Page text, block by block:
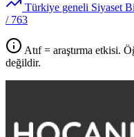
Türkiye geneli Siyaset
/ 763
Atıf = araştırma etkisi.
değildir.